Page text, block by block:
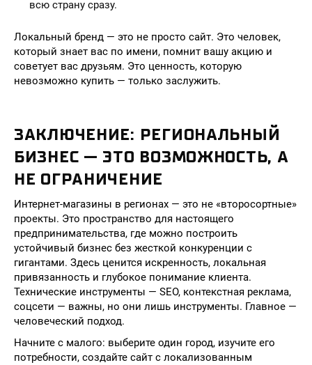
всю страну сразу.
Локальный бренд — это не просто сайт. Это человек,
который знает вас по имени, помнит вашу акцию и
советует вас друзьям. Это ценность, которую
невозможно купить — только заслужить.
ЗАКЛЮЧЕНИЕ: РЕГИОНАЛЬНЫЙ
БИЗНЕС — ЭТО ВОЗМОЖНОСТЬ, А
НЕ ОГРАНИЧЕНИЕ
Интернет-магазины в регионах — это не «второсортные»
проекты. Это пространство для настоящего
предпринимательства, где можно построить
устойчивый бизнес без жесткой конкуренции с
гигантами. Здесь ценится искренность, локальная
привязанность и глубокое понимание клиента.
Технические инструменты — SEO, контекстная реклама,
соцсети — важны, но они лишь инструменты. Главное —
человеческий подход.
Начните с малого: выберите один город, изучите его
потребности, создайте сайт с локализованным